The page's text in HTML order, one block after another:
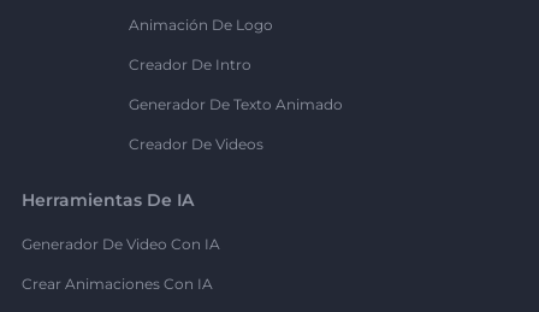
Animación De Logo
Creador De Intro
Generador De Texto Animado
Creador De Videos
Herramientas De IA
Generador De Video Con IA
Crear Animaciones Con IA